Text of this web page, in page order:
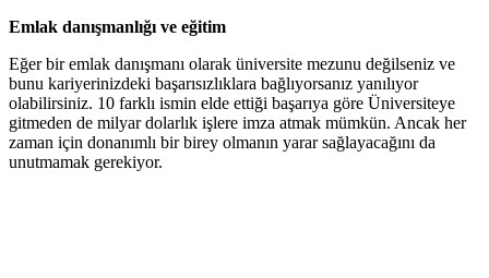
Emlak danışmanlığı ve eğitim
Eğer bir emlak danışmanı olarak üniversite mezunu değilseniz ve
bunu kariyerinizdeki başarısızlıklara bağlıyorsanız yanılıyor
olabilirsiniz. 10 farklı ismin elde ettiği başarıya göre Üniversiteye
gitmeden de milyar dolarlık işlere imza atmak mümkün. Ancak her
zaman için donanımlı bir birey olmanın yarar sağlayacağını da
unutmamak gerekiyor.